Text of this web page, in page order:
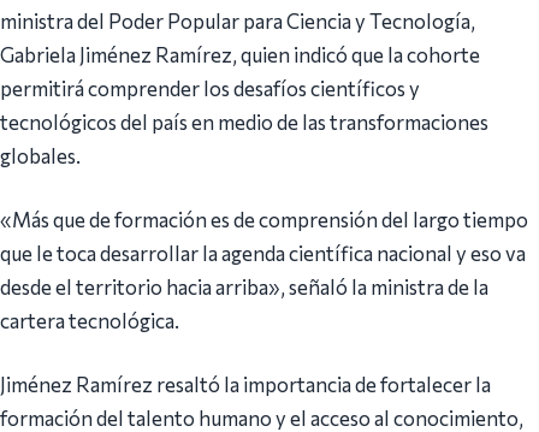
ministra del Poder Popular para Ciencia y Tecnología,
Gabriela Jiménez Ramírez, quien indicó que la cohorte
permitirá comprender los desafíos científicos y
tecnológicos del país en medio de las transformaciones
globales.
«Más que de formación es de comprensión del largo tiempo
que le toca desarrollar la agenda científica nacional y eso va
desde el territorio hacia arriba», señaló la ministra de la
cartera tecnológica.
Jiménez Ramírez resaltó la importancia de fortalecer la
formación del talento humano y el acceso al conocimiento,